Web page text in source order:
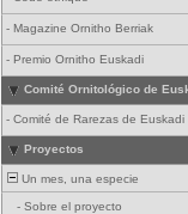
- Magazine Ornitho Berriak
- Premio Ornitho Euskadi
Comité Ornitológico de
- Comité de Rarezas de Euskadi
Proyectos
Un mes, una especie
- Sobre el proyecto